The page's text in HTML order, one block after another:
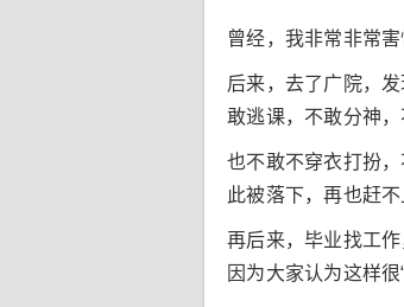
曾经，我非常非常
后来，去了广院，
敢逃课，不敢分神
也不敢不穿衣打扮
此被落下，再也赶不
再后来，毕业找工
因为大家认为这样很